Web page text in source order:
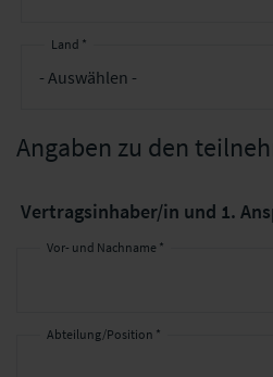
Land *
Angaben zu den
Vertragsinhaber/in und 1.
Vor- und Nachname *
Abteilung/Position *